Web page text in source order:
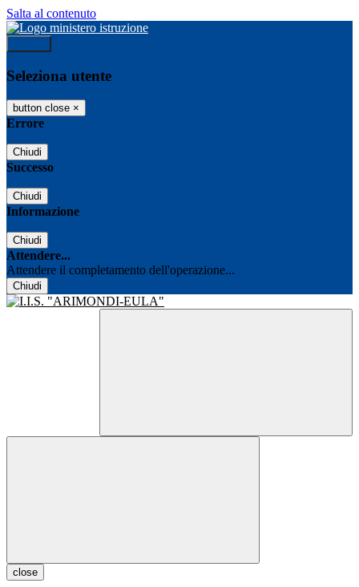
Salta al contenuto
Seleziona utente
button close ×
Errore
Chiudi
Successo
Chiudi
Informazione
Chiudi
Attendere...
Attendere il completamento dell'operazione...
Chiudi
close